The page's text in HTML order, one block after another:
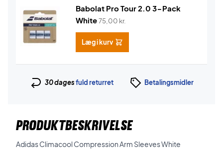
Babolat Pro Tour 2.0 3-Pack
White75,00 kr.
Læg i kurv
30 dagesfuld returret Betalingsmidler
PRODUKTBESKRIVELSE
Adidas Climacool Compression Arm Sleeves White